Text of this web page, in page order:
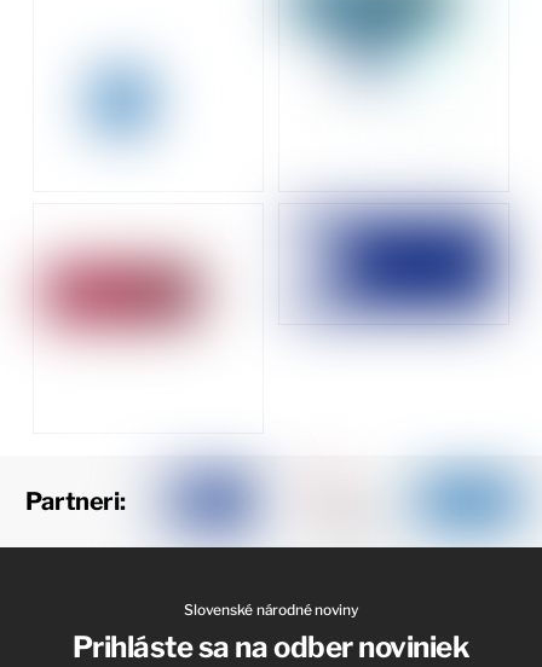
Partneri:
Slovenské národné noviny
Prihláste sa na odber noviniek